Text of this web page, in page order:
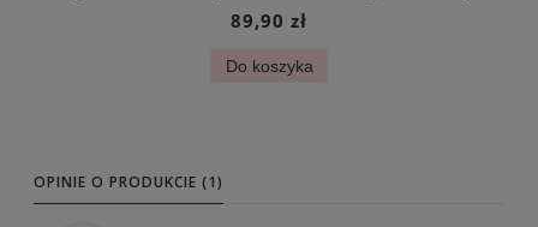
89,90 zł
Do koszyka
OPINIE O PRODUKCIE (1)